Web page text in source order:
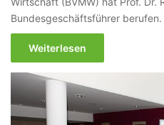
Bundesgeschäftsführer
Weiterlesen